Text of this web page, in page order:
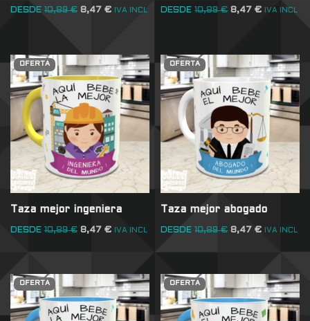
DESDE 10,89€ 8,47 € IVA INCL DESDE 10,89€ 8,47€ IVA INCL
OFERTA
Taza mejor ingeniera
DESDE 10,89€ 8,47 € IVA INCL
OFERTA
Taza mejor abogado
DESDE 10,89€ 8,47€ IVA INCL
OFERTA OFERTA